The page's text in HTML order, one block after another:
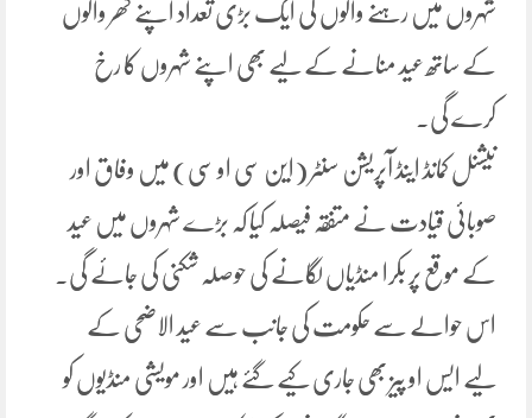
شہروں میں رہنے والوں کی ایک بڑی تعداد اپنے گھر والوں
کے ساتھ عید منانے کے لیے بھی اپنے شہروں کا رخ
کرے گی۔
نیشنل کمانڈ اینڈ آپریشن سنٹر (این سی او سی) میں وفاق اور
صوبائی قیادت نے متفقہ فیصلہ کیا کہ بڑے شہروں میں عید
کے موقع پر بکرا منڈیاں لگانے کی حوصلہ شکنی کی جائے گی۔
اس حوالے سے حکومت کی جانب سے عید الاضحی کے
لیے ایس او پیز بھی جاری کیے گئے ہیں اور مویشی منڈیوں کو